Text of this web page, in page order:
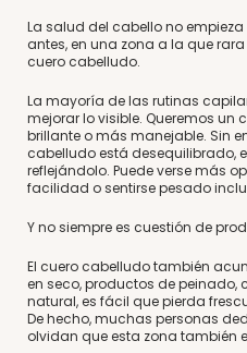
La salud del cabello no
antes, en una zona a la que
cuero cabelludo.
La mayoría de las rutinas
mejorar lo visible. Queremos un
brillante o más manejable. Sin
cabelludo está desequilibrado,
reflejándolo. Puede verse más
facilidad o sentirse pesado
Y no siempre es cuestión de
El cuero cabelludo también
en seco, productos de
natural, es fácil que pierda
De hecho, muchas personas
olvidan que esta zona también